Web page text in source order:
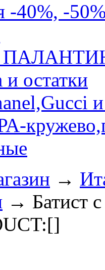
-40%, -
остатки
и
→
→ Батист